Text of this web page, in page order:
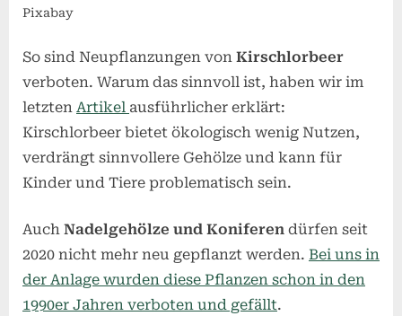
Pixabay
So sind Neupflanzungen von Kirschlorbeer
verboten. Warum das sinnvoll ist, haben wir im
letzten Artikel ausführlicher erklärt:
Kirschlorbeer bietet ökologisch wenig Nutzen,
verdrängt sinnvollere Gehölze und kann für
Kinder und Tiere problematisch sein.
Auch Nadelgehölze und Koniferen dürfen seit
2020 nicht mehr neu gepflanzt werden. Bei uns in
der Anlage wurden diese Pflanzen schon in den
1990er Jahren verboten und gefällt.